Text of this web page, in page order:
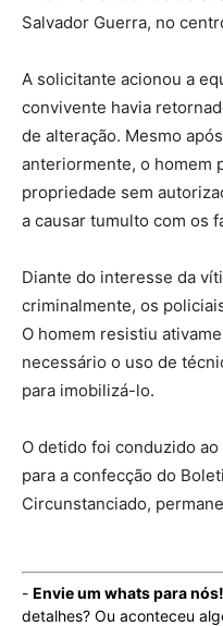
Salvador Guerra, no
A solicitante acionou a
convivente havia
de alteração. Mesmo
anteriormente, o homem
propriedade sem
a causar tumulto com os
Diante do interesse da
criminalmente, os
O homem resistiu
necessário o uso de
para imobilizá-lo.
O detido foi conduzido
para a confecção do
Circunstanciado,
- Envie um whats para nós!
detalhes? Ou aconteceu